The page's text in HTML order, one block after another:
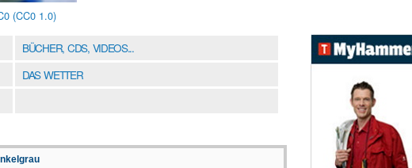
(CC0 1.0)
BÜCHER, CDS, VIDEOS...
DAS WETTER